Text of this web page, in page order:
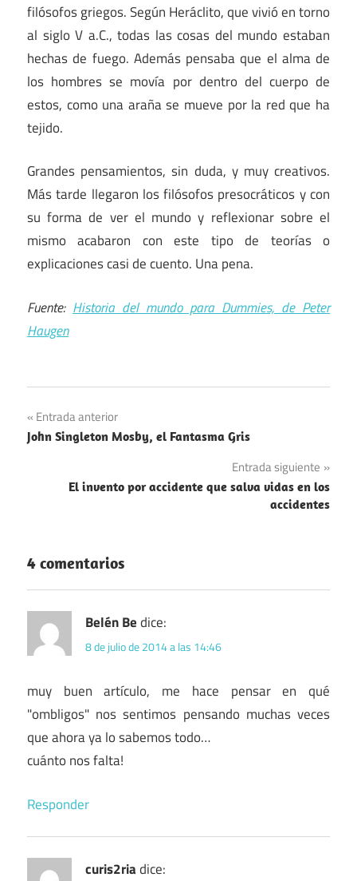
filósofos griegos. Según Heráclito, que vivió en torno
al siglo V a.C., todas las cosas del mundo estaban
hechas de fuego. Además pensaba que el alma de
los hombres se movía por dentro del cuerpo de
estos, como una araña se mueve por la red que ha
tejido.
Grandes pensamientos, sin duda, y muy creativos.
Más tarde llegaron los filósofos presocráticos y con
su forma de ver el mundo y reflexionar sobre el
mismo acabaron con este tipo de teorías o
explicaciones casi de cuento. Una pena.
Fuente: Historia del mundo para Dummies, de Peter
Haugen
Navegación
de
entradas
Entrada anterior
John Singleton Mosby, el Fantasma Gris
Entrada siguiente
El invento por accidente que salva vidas en los
accidentes
4 comentarios
Belén Bedice:
8 de julio de 2014 a las 14:46
muy buen artículo, me hace pensar en qué
"ombligos" nos sentimos pensando muchas veces
que ahora ya lo sabemos todo…
cuánto nos falta!
Responder
curis2riadice: